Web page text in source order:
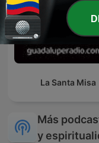
La Santa Misa
Más
y